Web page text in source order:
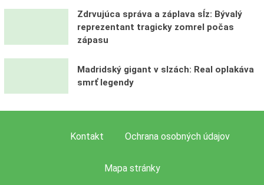
Zdrvujúca správa a záplava sĺz: Bývalý
reprezentant tragicky zomrel počas
zápasu
Madridský gigant v slzách: Real oplakáva
smrť legendy
Kontakt Ochrana osobných údajov
Mapa stránky